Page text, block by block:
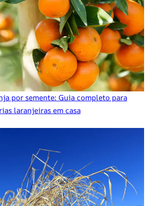
por semente: Guia completo para
laranjeiras em casa